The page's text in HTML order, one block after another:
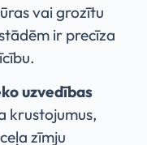
vai grozītu
ir precīza
uzvedības
krustojumus,
zīmju